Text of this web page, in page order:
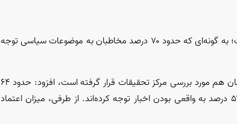
طبق نتایج این نظرسنجی، توجه به موضوعات سیاسی در صدر موضوعات مورد توجه مخاطبان بوده است؛ به گونه‌ای که حدود ۷۰ درصد مخاطبان به موضوعات سیاسی توجه
مدیرکل سنجش مخاطب مرکز تحقیقات صداوسیما با بیان اینکه توجه به ویژگی‌های خبر از نگاه مخاطبان هم مورد بررسی مرکز تحقیقات قرار گرفته است، افزود: حدود ۶۴
درصد مخاطبان به اخبار مهم این ایام توجه داشته‌اند، ۶۱ درصد مخاطبان به سرعت انتقال خبر و ۵۷.۸ درصد به واقعی بودن اخبار توجه کرده‌اند. از طرفی، میزان اعتماد